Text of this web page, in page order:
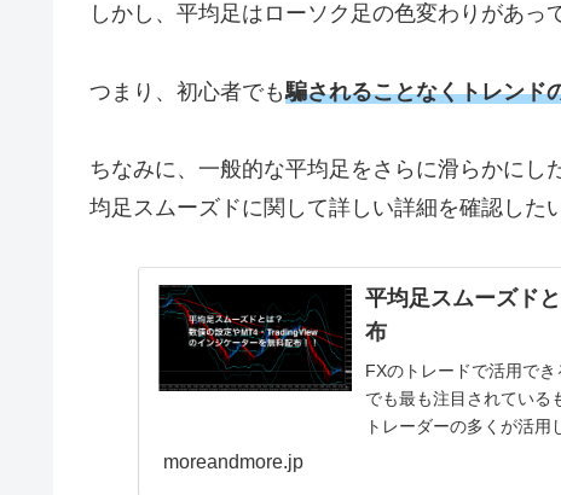
しかし、平均足はローソク足の色変わりがあっ
つまり、初心者でも騙されることなくトレンド
ちなみに、一般的な平均足をさらに滑らかに
均足スムーズドに関して詳しい詳細を確認した
平均足スムーズド
布
FXのトレードで活用で
でも最も注目されている
トレーダーの多くが活
moreandmore.jp